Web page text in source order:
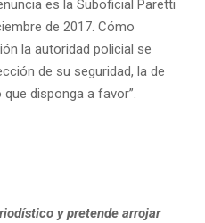
es la Suboficial Paretti
de 2017. Cómo
la autoridad policial se
de su seguridad, la de
disponga a favor”.
y pretende arrojar